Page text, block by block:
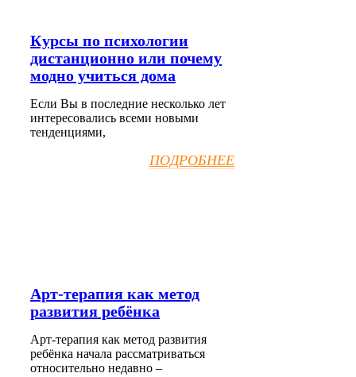
Курсы по психологии
дистанционно или почему
модно учиться дома
Если Вы в последние несколько лет
интересовались всеми новыми
тенденциями,
ПОДРОБНЕЕ
Арт-терапия как метод
развития ребёнка
Арт-терапия как метод развития
ребёнка начала рассматриваться
относительно недавно –